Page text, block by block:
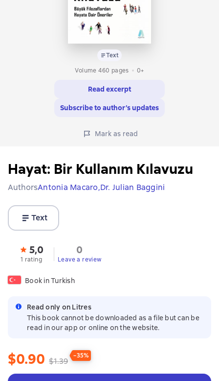
Text
Volume 460 pages
0+
Read excerpt
Subscribe to author’s updates
Mark as read
Hayat: Bir Kullanım Kılavuzu
AuthorsAntonia Macaro,Dr. Julian Baggini
Text
5,0
1 rating
0
Leave a review
Book in Turkish
Read only on Litres
This book cannot be downloaded as a file but can be
read in our app or online on the website.
$0.90 $1.39
−35%